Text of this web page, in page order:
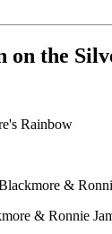
on the
Rainbow
&
& Ronnie